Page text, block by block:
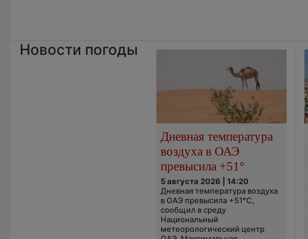
Новости погоды
Дневная температура
воздуха в ОАЭ
превысила +51°
5 августа 2026 | 14:20
Дневная температура воздуха
в ОАЭ превысила +51°C,
сообщил в среду
Национальный
метеорологический центр